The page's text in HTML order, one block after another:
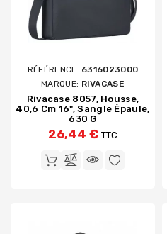
RÉFÉRENCE: 6316023000
MARQUE: RIVACASE
Rivacase 8057, Housse,
40,6 Cm 16", Sangle Épaule,
630 G
26,44 € TTC